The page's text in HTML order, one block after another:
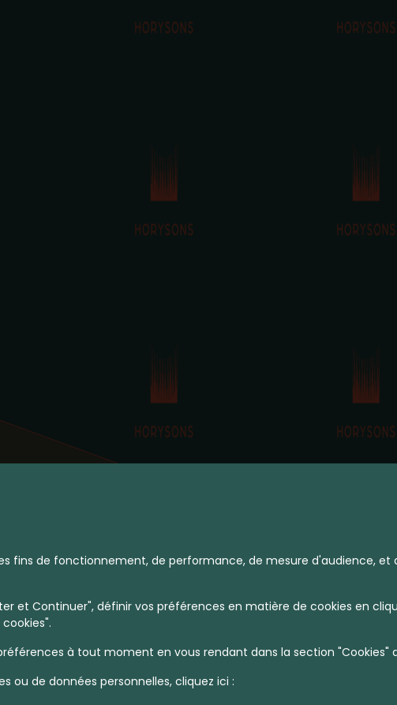
fins de fonctionnement, de performance, de mesure d'audience,
et Continuer", définir vos préférences en matière de cookies en
à tout moment en vous rendant dans la section "Cookies"
ou de données personnelles, cliquez ici :
La Verboise